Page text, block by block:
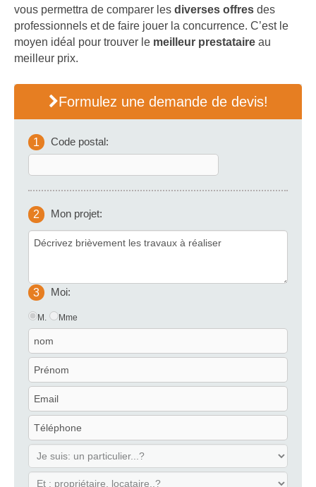
vous permettra de comparer les diverses offres des
professionnels et de faire jouer la concurrence. C’est le
moyen idéal pour trouver le meilleur prestataire au
meilleur prix.
Formulez une demande de devis!
1 Code postal:
2 Mon projet:
3 Moi:
M. Mme